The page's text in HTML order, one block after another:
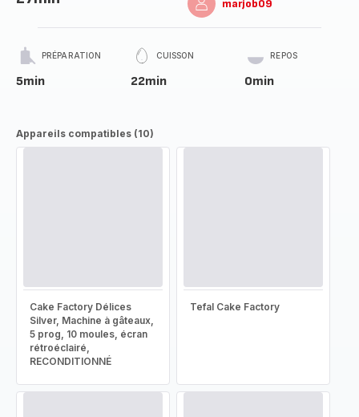
marjob09
PRÉPARATION
5min
CUISSON
22min
REPOS
0min
Appareils compatibles (10)
Cake Factory Délices
Silver, Machine à gâteaux,
5 prog, 10 moules, écran
rétroéclairé,
RECONDITIONNÉ
Tefal Cake Factory